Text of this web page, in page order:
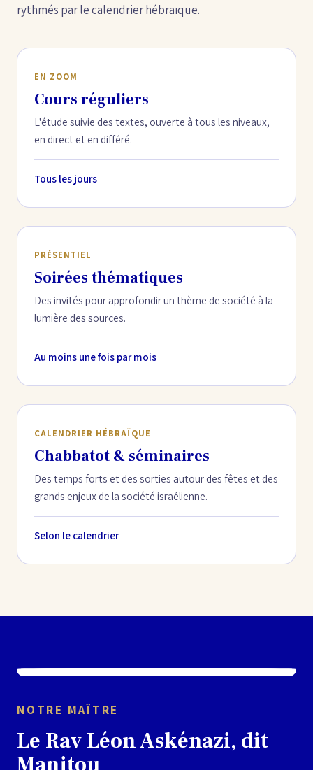
rythmés par le calendrier hébraïque.
EN ZOOM
Cours réguliers
L'étude suivie des textes, ouverte à tous les niveaux,
en direct et en différé.
Tous les jours
PRÉSENTIEL
Soirées thématiques
Des invités pour approfondir un thème de société à la
lumière des sources.
Au moins une fois par mois
CALENDRIER HÉBRAÏQUE
Chabbatot & séminaires
Des temps forts et des sorties autour des fêtes et des
grands enjeux de la société israélienne.
Selon le calendrier
NOTRE MAÎTRE
Le Rav Léon Askénazi, dit